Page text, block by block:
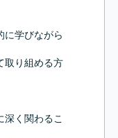
に学びながら
取り組める方
く関わるこ